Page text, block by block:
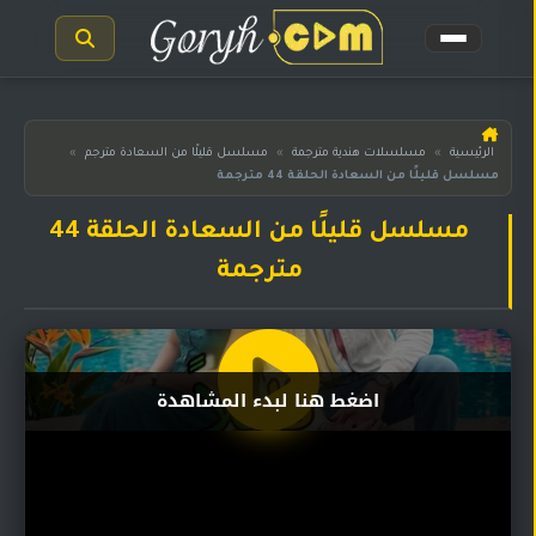
الرئيسية
مسلسلات
المترجمة
مدبلجة
الرئيسية » مسلسلات هندية مترجمة » مسلسل قليلًا من السعادة مترجم
»
مسلسل قليلًا من السعادة الحلقة 44 مترجمة
مسلسل قليلًا من السعادة الحلقة 44
مترجمة
اضغط هنا لبدء المشاهدة